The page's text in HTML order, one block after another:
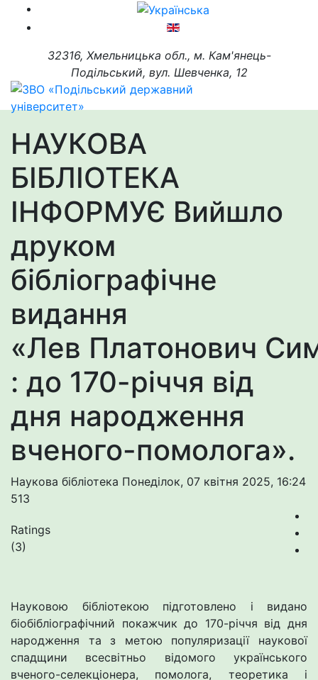
32316, Хмельницька обл., м. Кам'янець-
Подільський, вул. Шевченка, 12
НАУКОВА
БІБЛІОТЕКА
ІНФОРМУЄ Вийшло
друком
бібліографічне
видання
«Лев Платонович
: до 170-річчя від
дня народження
вченого-помолога».
Наукова бібліотека Понеділок, 07 квітня 2025, 16:24
513
Ratings
(3)
Науковою бібліотекою підготовлено і видано
біобібліографічний покажчик до 170-річчя від дня
народження та з метою популяризації наукової
спадщини всесвітньо відомого українського
вченого-селекціонера, помолога, теоретика і